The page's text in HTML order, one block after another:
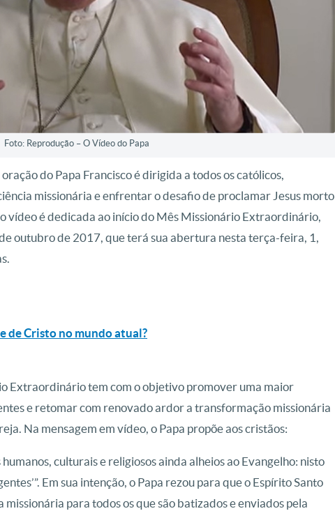
Foto: Reprodução – O Vídeo do Papa
do Papa Francisco é dirigida a todos os católicos,
missionária e enfrentar o desafio de proclamar Jesus morto
vídeo é dedicada ao início do Mês Missionário Extraordinário,
outubro de 2017, que terá sua abertura nesta terça-feira, 1,
de Cristo no mundo atual?
Extraordinário tem com o objetivo promover uma maior
e retomar com renovado ardor a transformação missionária
Na mensagem em vídeo, o Papa propõe aos cristãos:
culturais e religiosos ainda alheios ao Evangelho: nisto
Em sua intenção, o Papa rezou para que o Espírito Santo
para todos os que são batizados e enviados pela